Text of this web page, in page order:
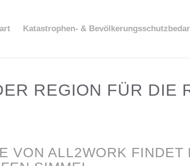
Katastrophen- &
REGION FÜR DIE
VON ALL2WORK FINDET